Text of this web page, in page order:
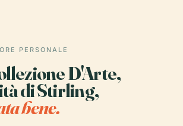
PERSONALE
D'Arte,
di Stirling,
bene.